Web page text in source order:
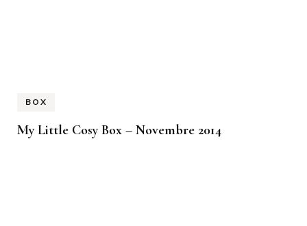
BOX
My Little Cosy Box – Novembre 2014